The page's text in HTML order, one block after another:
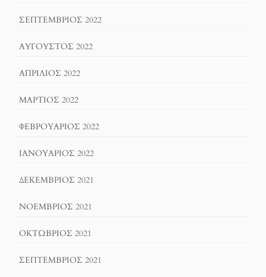
ΣΕΠΤΈΜΒΡΙΟΣ 2022
ΑΎΓΟΥΣΤΟΣ 2022
ΑΠΡΊΛΙΟΣ 2022
ΜΆΡΤΙΟΣ 2022
ΦΕΒΡΟΥΆΡΙΟΣ 2022
ΙΑΝΟΥΆΡΙΟΣ 2022
ΔΕΚΈΜΒΡΙΟΣ 2021
ΝΟΈΜΒΡΙΟΣ 2021
ΟΚΤΏΒΡΙΟΣ 2021
ΣΕΠΤΈΜΒΡΙΟΣ 2021